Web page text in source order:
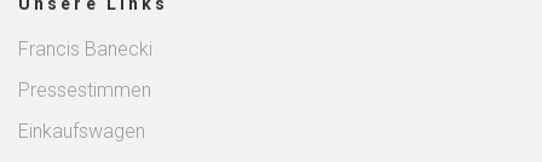
Francis Banecki
Pressestimmen
Einkaufswagen